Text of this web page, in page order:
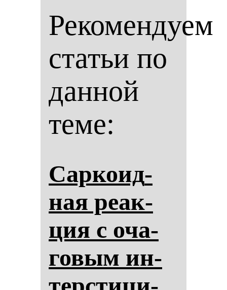
Рекомендуем
статьи по
данной
теме:
Сар­ко­ид­
ная ре­ак­
ция с оча­
го­вым ин­